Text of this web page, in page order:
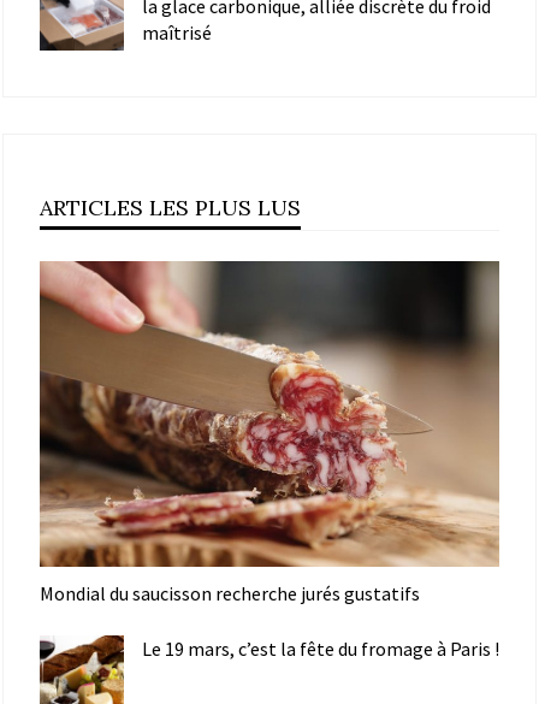
la glace carbonique, alliée discrète du froid
maîtrisé
ARTICLES LES PLUS LUS
Mondial du saucisson recherche jurés gustatifs
Le 19 mars, c’est la fête du fromage à Paris !